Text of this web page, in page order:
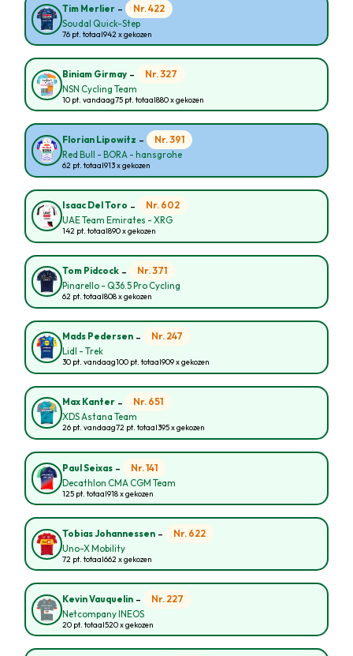
Tim Merlier - Nr. 422
Soudal Quick-Step
76 pt. totaal942 x gekozen
Biniam Girmay - Nr. 327
NSN Cycling Team
10 pt. vandaag75 pt. totaal880 x gekozen
Florian Lipowitz - Nr. 391
Red Bull - BORA - hansgrohe
62 pt. totaal913 x gekozen
Isaac Del Toro - Nr. 602
UAE Team Emirates - XRG
142 pt. totaal890 x gekozen
Tom Pidcock - Nr. 371
Pinarello - Q36.5 Pro Cycling
62 pt. totaal808 x gekozen
Mads Pedersen - Nr. 247
Lidl - Trek
30 pt. vandaag100 pt. totaal909 x gekozen
Max Kanter - Nr. 651
XDS Astana Team
26 pt. vandaag72 pt. totaal395 x gekozen
Paul Seixas - Nr. 141
Decathlon CMA CGM Team
125 pt. totaal918 x gekozen
Tobias Johannessen - Nr. 622
Uno-X Mobility
72 pt. totaal662 x gekozen
Kevin Vauquelin - Nr. 227
Netcompany INEOS
20 pt. totaal520 x gekozen